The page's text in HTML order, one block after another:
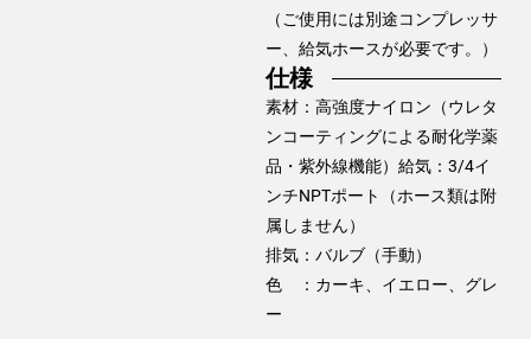
（ご使用には別途コンプレッサ
ー、給気ホースが必要です。）
仕様
素材：高強度ナイロン（ウレタ
ンコーティングによる耐化学薬
品・紫外線機能）給気：3/4イ
ンチNPTポート（ホース類は附
属しません）
排気：バルブ（手動）
色 ：カーキ、イエロー、グレ
ー